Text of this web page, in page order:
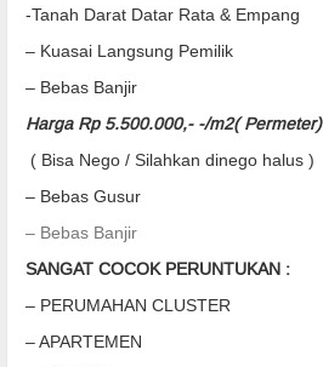
-Tanah Darat Datar Rata & Empang
– Kuasai Langsung Pemilik
– Bebas Banjir
Harga Rp 5.500.000,- -/m2( Permeter)
( Bisa Nego / Silahkan dinego halus )
– Bebas Gusur
– Bebas Banjir
SANGAT COCOK PERUNTUKAN :
– PERUMAHAN CLUSTER
– APARTEMEN